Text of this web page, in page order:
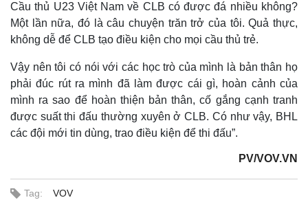
Thế giới
Quan sát
Cuộc sống đó đây
Hồ sơ
Multimedia
Video
E-Magazine
Infographic
Cầu thủ U23 Việt Nam về CLB có được đá nhiều không?
Một lần nữa, đó là câu chuyện trăn trở của tôi. Quả thực,
không dễ để CLB tạo điều kiện cho mọi cầu thủ trẻ.
Vậy nên tôi có nói với các học trò của mình là bản thân họ
phải đúc rút ra mình đã làm được cái gì, hoàn cảnh của
mình ra sao để hoàn thiện bản thân, cố gắng cạnh tranh
được suất thi đấu thường xuyên ở CLB. Có như vậy, BHL
các đội mới tin dùng, trao điều kiện để thi đấu”.
PV/VOV.VN
Tag: VOV